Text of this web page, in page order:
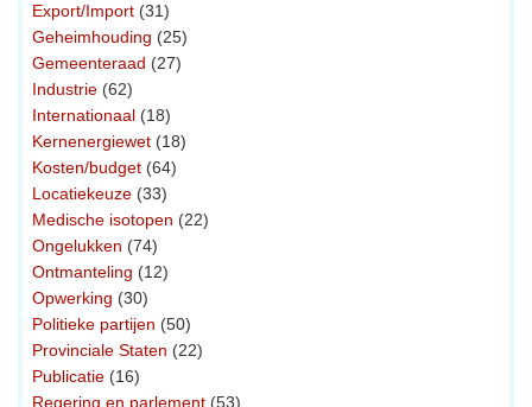
Export/Import (31)
Geheimhouding (25)
Gemeenteraad (27)
Industrie (62)
Internationaal (18)
Kernenergiewet (18)
Kosten/budget (64)
Locatiekeuze (33)
Medische isotopen (22)
Ongelukken (74)
Ontmanteling (12)
Opwerking (30)
Politieke partijen (50)
Provinciale Staten (22)
Publicatie (16)
Regering en parlement (53)